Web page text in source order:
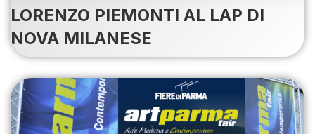
LORENZO PIEMONTI AL LAP DI
NOVA MILANESE